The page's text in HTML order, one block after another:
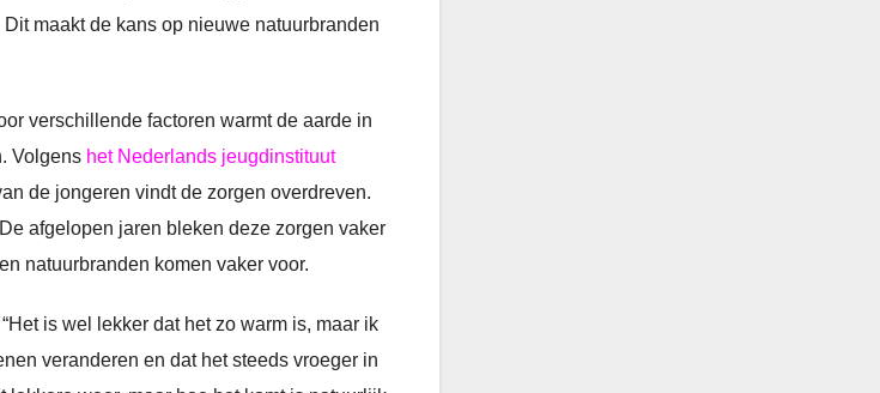
maakt de kans op nieuwe natuurbranden
verschillende factoren warmt de aarde in
Volgens het Nederlands jeugdinstituut
de jongeren vindt de zorgen overdreven.
afgelopen jaren bleken deze zorgen vaker
natuurbranden komen vaker voor.
is wel lekker dat het zo warm is, maar ik
veranderen en dat het steeds vroeger in